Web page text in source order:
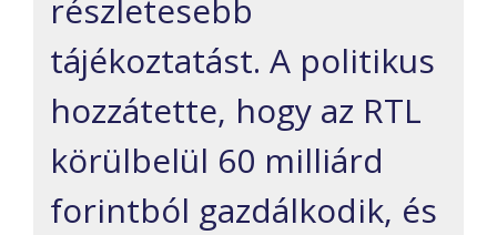
részletesebb
tájékoztatást. A politikus
hozzátette, hogy az RTL
körülbelül 60 milliárd
forintból gazdálkodik, és